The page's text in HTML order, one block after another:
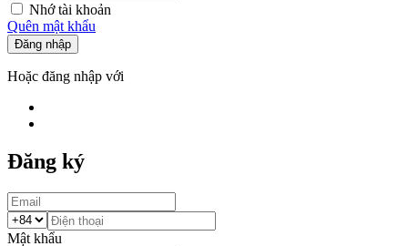
Nhớ tài khoản
Quên mật khẩu
Đăng nhập
Hoặc đăng nhập với
Đăng ký
Mật khẩu